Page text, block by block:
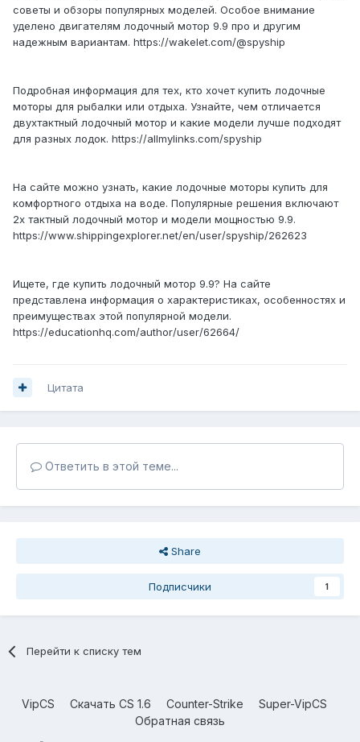
советы и обзоры популярных моделей. Особое внимание
уделено двигателям лодочный мотор 9.9 про и другим
надежным вариантам. https://wakelet.com/@spyship
Подробная информация для тех, кто хочет купить лодочные
моторы для рыбалки или отдыха. Узнайте, чем отличается
двухтактный лодочный мотор и какие модели лучше подходят
для разных лодок. https://allmylinks.com/spyship
На сайте можно узнать, какие лодочные моторы купить для
комфортного отдыха на воде. Популярные решения включают
2х тактный лодочный мотор и модели мощностью 9.9.
https://www.shippingexplorer.net/en/user/spyship/262623
Ищете, где купить лодочный мотор 9.9? На сайте
представлена информация о характеристиках, особенностях и
преимуществах этой популярной модели.
https://educationhq.com/author/user/62664/
Цитата
Ответить в этой теме...
Share
Подписчики 1
Перейти к списку тем
VipCS Скачать CS 1.6 Counter-Strike
Super-VipCS
Обратная связь